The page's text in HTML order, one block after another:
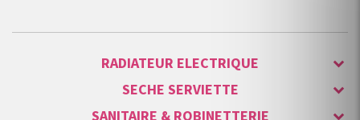
RADIATEUR ELECTRIQUE
SECHE SERVIETTE